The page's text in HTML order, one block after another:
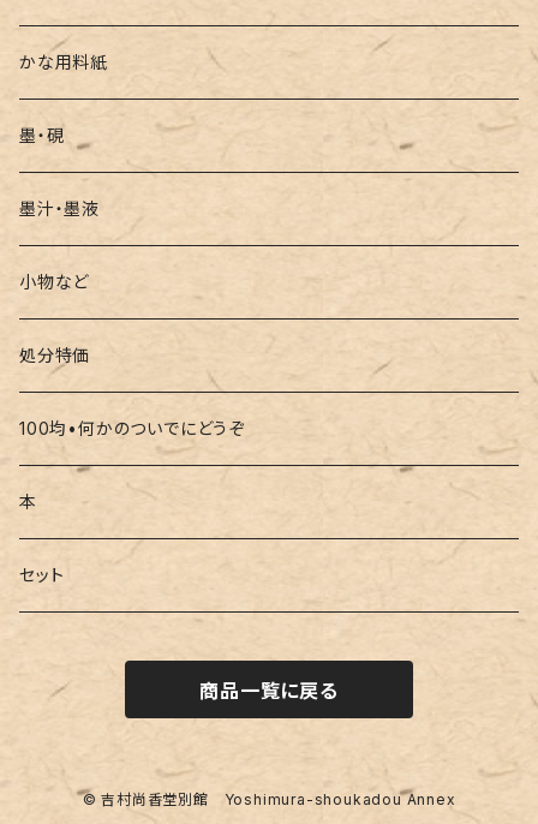
漢字用加工紙
かな用料紙
墨・硯
墨汁・墨液
小物など
処分特価
100均•何かのついでにどうぞ
本
セット
商品一覧に戻る
© 吉村尚香堂別館 Yoshimura-shoukadou Annex